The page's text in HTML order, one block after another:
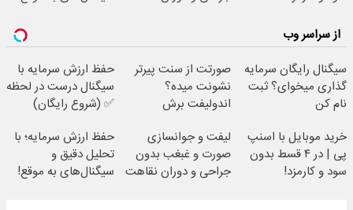
از سراسر وب
سیگنال رایگان سرمایه
گذاری میخوای؟ ثبت
نام کن
صورتت از سنت پیرتر
نشونت میده؟
اندولیفت برش
حفظ ارزش سرمایه با
سیگنال درست در لحظه
✅ (شروع رایگان)
خرید موبایل با اسنپ
پی | در ۴ قسط بدون
سود و کارمزد!
لیفت و جوانسازی
صورت و غبغب بدون
جراحی و دوران نقاهت
حفظ ارزش سرمایه؛ با
تحلیل دقیق و
سیگنال‌های به موقع!